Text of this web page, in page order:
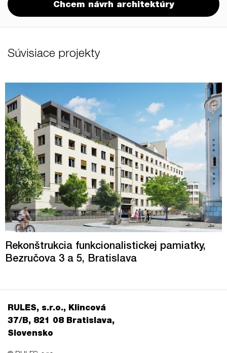
Chcem návrh architektúry
Súvisiace projekty
Rekonštrukcia funkcionalistickej pamiatky,
Bezručova 3 a 5, Bratislava
RULES, s.r.o., Klincová
37/B, 821 08 Bratislava,
Slovensko